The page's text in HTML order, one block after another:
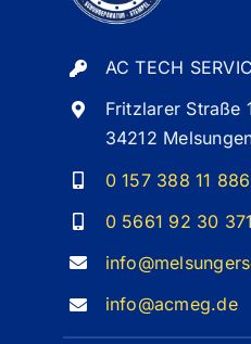
AC TECH
Fritzlarer Straße
34212
0 157 388 11 886
0 5661 92 30 371
info@acmeg.de